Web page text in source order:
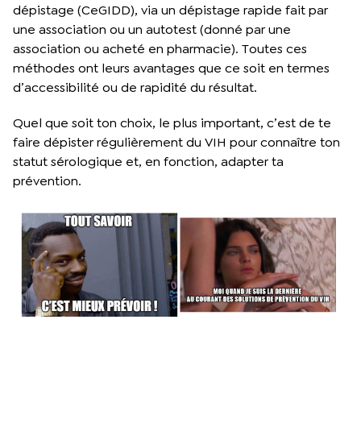
dépistage (CeGIDD), via un dépistage rapide fait par
une association ou un autotest (donné par une
association ou acheté en pharmacie). Toutes ces
méthodes ont leurs avantages que ce soit en termes
d’accessibilité ou de rapidité du résultat.
Quel que soit ton choix, le plus important, c’est de te
faire dépister régulièrement du VIH pour connaître ton
statut sérologique et, en fonction, adapter ta
prévention.